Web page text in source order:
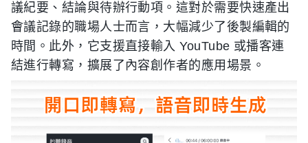
議紀要、結論與待辦行動項。這對於需要快速產出
會議記錄的職場人士而言，大幅減少了後製編輯的
時間。此外，它支援直接輸入 YouTube 或播客連
結進行轉寫，擴展了內容創作者的應用場景。